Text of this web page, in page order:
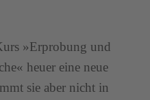
»Erprobung und
heuer eine neue
sie aber nicht in